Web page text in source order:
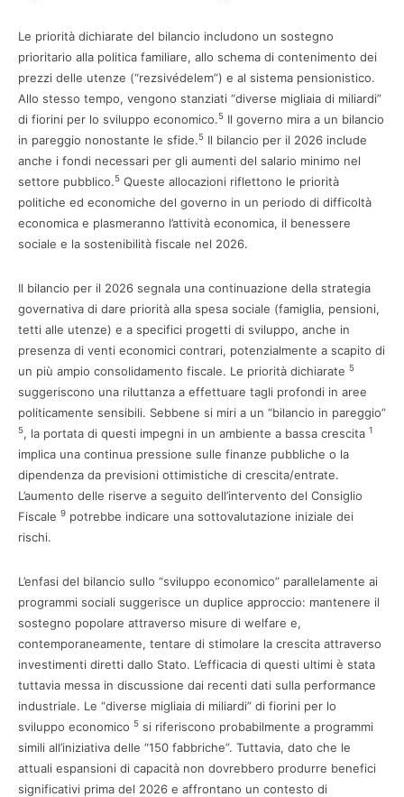
Le priorità dichiarate del bilancio includono un sostegno
prioritario alla politica familiare, allo schema di contenimento dei
prezzi delle utenze (“rezsivédelem”) e al sistema pensionistico.
Allo stesso tempo, vengono stanziati “diverse migliaia di miliardi”
di fiorini per lo sviluppo economico.5 Il governo mira a un bilancio
in pareggio nonostante le sfide.5 Il bilancio per il 2026 include
anche i fondi necessari per gli aumenti del salario minimo nel
settore pubblico.5 Queste allocazioni riflettono le priorità
politiche ed economiche del governo in un periodo di difficoltà
economica e plasmeranno l’attività economica, il benessere
sociale e la sostenibilità fiscale nel 2026.
Il bilancio per il 2026 segnala una continuazione della strategia
governativa di dare priorità alla spesa sociale (famiglia, pensioni,
tetti alle utenze) e a specifici progetti di sviluppo, anche in
presenza di venti economici contrari, potenzialmente a scapito di
un più ampio consolidamento fiscale. Le priorità dichiarate 5
suggeriscono una riluttanza a effettuare tagli profondi in aree
politicamente sensibili. Sebbene si miri a un “bilancio in pareggio”
5, la portata di questi impegni in un ambiente a bassa crescita 1
implica una continua pressione sulle finanze pubbliche o la
dipendenza da previsioni ottimistiche di crescita/entrate.
L’aumento delle riserve a seguito dell’intervento del Consiglio
Fiscale 9 potrebbe indicare una sottovalutazione iniziale dei
rischi.
L’enfasi del bilancio sullo “sviluppo economico” parallelamente ai
programmi sociali suggerisce un duplice approccio: mantenere il
sostegno popolare attraverso misure di welfare e,
contemporaneamente, tentare di stimolare la crescita attraverso
investimenti diretti dallo Stato. L’efficacia di questi ultimi è stata
tuttavia messa in discussione dai recenti dati sulla performance
industriale. Le “diverse migliaia di miliardi” di fiorini per lo
sviluppo economico 5 si riferiscono probabilmente a programmi
simili all’iniziativa delle “150 fabbriche”. Tuttavia, dato che le
attuali espansioni di capacità non dovrebbero produrre benefici
significativi prima del 2026 e affrontano un contesto di